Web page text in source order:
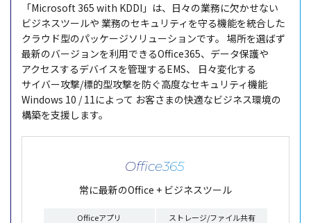
「Microsoft 365 with KDDI」は、日々の業務に欠かせない
ビジネスツールや 業務のセキュリティを守る機能を統合した
クラウド型のパッケージソリューションです。 場所を選ばず
最新のバージョンを利用できるOffice365、データ保護や
アクセスするデバイスを管理するEMS、
日々変化する
サイバー攻撃/標的型攻撃を防ぐ高度なセキュリティ機能
Windows 10 / 11によって お客さまの快適なビジネス環境の
構築を支援 します。
Office365
常に最新のOffice + ビジネスツール
Officeアプリ
ストレージ/ファイル共有